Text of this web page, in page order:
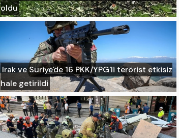
oldu
Irak ve Suriye'de 16 PKK/YPG'li terörist etkisiz
hale getirildi